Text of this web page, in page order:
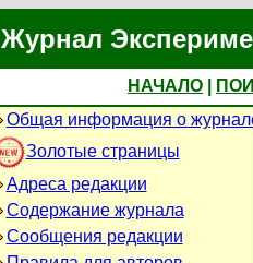
Журнал
НАЧАЛО
Общая информация о
Золотые страницы
Адреса редакции
Содержание журнала
Сообщения редакции